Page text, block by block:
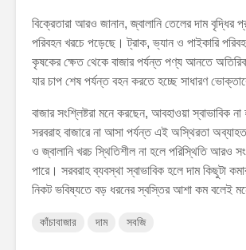
বিক্রেতারা আরও জানান, জ্বালানি তেলের দাম বৃদ্ধির
পরিবহন খরচে পড়েছে। ট্রাক, ভ্যান ও পাইকারি
কৃষকের ক্ষেত থেকে বাজার পর্যন্ত পণ্য আনতে
যার চাপ শেষ পর্যন্ত বহন করতে হচ্ছে সাধারণ
বাজার সংশ্লিষ্টরা মনে করছেন, আবহাওয়া স্বাভাবিক
সরবরাহ বাজারে না আসা পর্যন্ত এই অস্থিরতা
ও জ্বালানি খরচ স্থিতিশীল না হলে পরিস্থিতি আরও
পারে। সরবরাহ ব্যবস্থা স্বাভাবিক হলে দাম কিছুটা
নিকট ভবিষ্যতে বড় ধরনের স্বস্তির আশা কম বলেই
কাঁচাবাজার দাম সবজি